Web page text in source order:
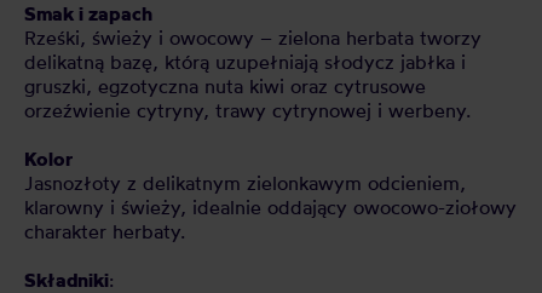
Smak i zapach
Rześki, świeży i owocowy – zielona herbata tworzy
delikatną bazę, którą uzupełniają słodycz jabłka i
gruszki, egzotyczna nuta kiwi oraz cytrusowe
orzeźwienie cytryny, trawy cytrynowej i werbeny.
Kolor
Jasnozłoty z delikatnym zielonkawym odcieniem,
klarowny i świeży, idealnie oddający owocowo-ziołowy
charakter herbaty.
Składniki: